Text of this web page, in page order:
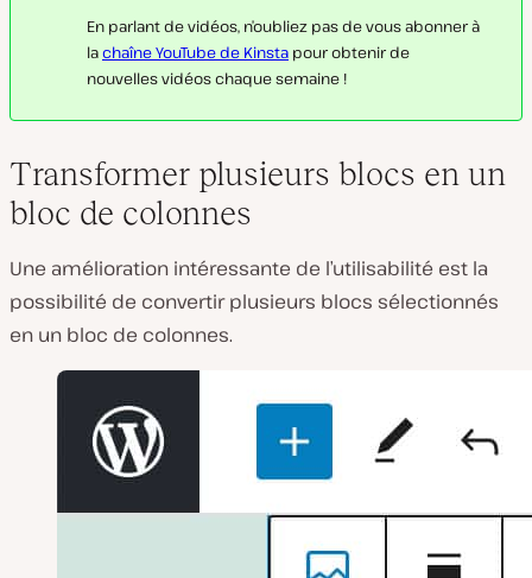
En parlant de vidéos, n’oubliez pas de vous abonner à
lachaîne YouTube de Kinsta pour obtenir de
nouvelles vidéos chaque semaine !
Transformer plusieurs blocs en un
bloc de colonnes
Une amélioration intéressante de l’utilisabilité est la
possibilité de convertir plusieurs blocs sélectionnés
en un bloc de colonnes.